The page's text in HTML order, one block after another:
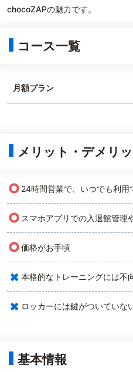
chocoZAPの魅力です。
コース一覧
月額プラン
メリット・デメリ
○ 24時間営業で、いつでも利用
○ スマホアプリでの入退館管理
○価格がお手頃
× 本格的なトレーニングには不
× ロッカーには鍵がついていな
基本情報